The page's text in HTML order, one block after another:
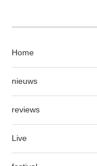
Home
nieuws
reviews
Live